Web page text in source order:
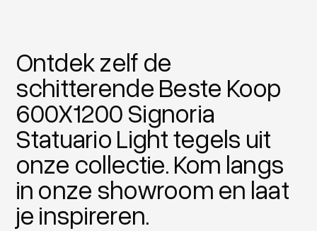
Ontdek zelf de
schitterende Beste Koop
600X1200 Signoria
Statuario Light tegels uit
onze collectie. Kom langs
in onze showroom en laat
je inspireren.